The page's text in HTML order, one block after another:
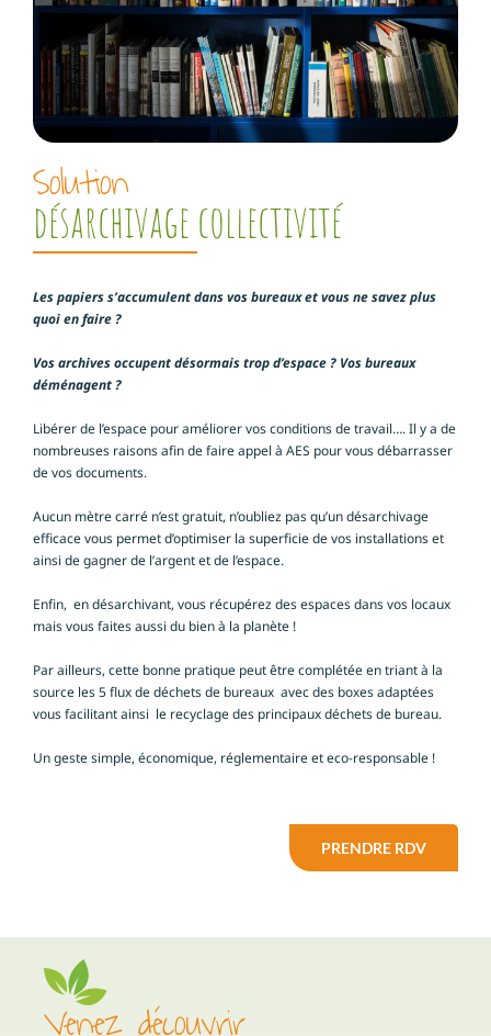
Solution
désarchivage collectivité
Les papiers s’accumulent dans vos bureaux et vous ne savez plus
quoi en faire ?
Vos archives occupent désormais trop d’espace ? Vos bureaux
déménagent ?
Libérer de l’espace pour améliorer vos conditions de travail…. Il y a de
nombreuses raisons afin de faire appel à AES pour vous débarrasser
de vos documents.
Aucun mètre carré n’est gratuit, n’oubliez pas qu’un désarchivage
efficace vous permet d’optimiser la superficie de vos installations et
ainsi de gagner de l’argent et de l’espace.
Enfin, en désarchivant, vous récupérez des espaces dans vos locaux
mais vous faites aussi du bien à la planète !
Par ailleurs, cette bonne pratique peut être complétée en triant à la
source les 5 flux de déchets de bureaux avec des boxes adaptées
vous facilitant ainsi le recyclage des principaux déchets de bureau.
Un geste simple, économique, réglementaire et eco-responsable !
PRENDRE RDV